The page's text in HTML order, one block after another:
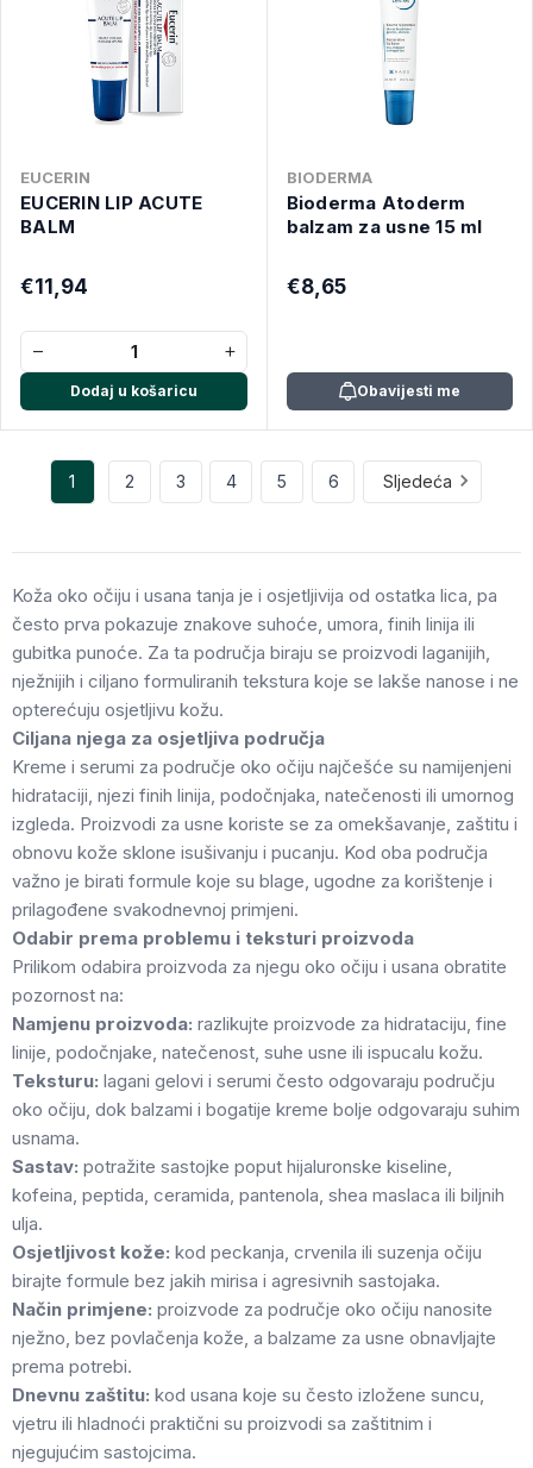
EUCERIN
EUCERIN LIP ACUTE
BALM
€11,94
− +
Dodaj u košaricu
BIODERMA
Bioderma Atoderm
balzam za usne 15 ml
€8,65
Obavijesti me
1 2 3 4 5 6 Sljedeća
Koža oko očiju i usana tanja je i osjetljivija od ostatka lica, pa
često prva pokazuje znakove suhoće, umora, finih linija ili
gubitka punoće. Za ta područja biraju se proizvodi laganijih,
nježnijih i ciljano formuliranih tekstura koje se lakše nanose i ne
opterećuju osjetljivu kožu.
Ciljana njega za osjetljiva područja
Kreme i serumi za područje oko očiju najčešće su namijenjeni
hidrataciji, njezi finih linija, podočnjaka, natečenosti ili umornog
izgleda. Proizvodi za usne koriste se za omekšavanje, zaštitu i
obnovu kože sklone isušivanju i pucanju. Kod oba područja
važno je birati formule koje su blage, ugodne za korištenje i
prilagođene svakodnevnoj primjeni.
Odabir prema problemu i teksturi proizvoda
Prilikom odabira proizvoda za njegu oko očiju i usana obratite
pozornost na:
Namjenu proizvoda: razlikujte proizvode za hidrataciju, fine
linije, podočnjake, natečenost, suhe usne ili ispucalu kožu.
Teksturu: lagani gelovi i serumi često odgovaraju području
oko očiju, dok balzami i bogatije kreme bolje odgovaraju suhim
usnama.
Sastav: potražite sastojke poput hijaluronske kiseline,
kofeina, peptida, ceramida, pantenola, shea maslaca ili biljnih
ulja.
Osjetljivost kože: kod peckanja, crvenila ili suzenja očiju
birajte formule bez jakih mirisa i agresivnih sastojaka.
Način primjene: proizvode za područje oko očiju nanosite
nježno, bez povlačenja kože, a balzame za usne obnavljajte
prema potrebi.
Dnevnu zaštitu: kod usana koje su često izložene suncu,
vjetru ili hladnoći praktični su proizvodi sa zaštitnim i
njegujućim sastojcima.